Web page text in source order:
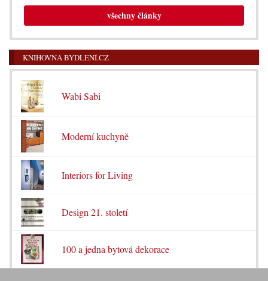
všechny články
KNIHOVNA BYDLENÍ.CZ
Wabi Sabi
Moderní kuchyně
Interiors for Living
Design 21. století
100 a jedna bytová dekorace